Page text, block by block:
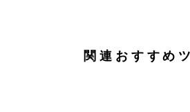
関連おすすめ